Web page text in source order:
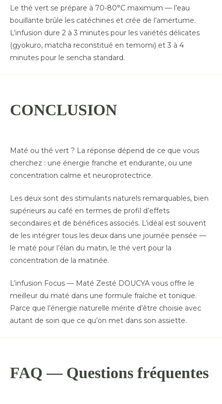
Le thé vert se prépare à 70-80°C maximum — l’eau
bouillante brûle les catéchines et crée de l’amertume.
L’infusion dure 2 à 3 minutes pour les variétés délicates
(gyokuro, matcha reconstitué en temomi) et 3 à 4
minutes pour le sencha standard.
CONCLUSION
Maté ou thé vert ? La réponse dépend de ce que vous
cherchez : une énergie franche et endurante, ou une
concentration calme et neuroprotectrice.
Les deux sont des stimulants naturels remarquables, bien
supérieurs au café en termes de profil d’effets
secondaires et de bénéfices associés. L’idéal est souvent
de les intégrer tous les deux dans une journée pensée —
le maté pour l’élan du matin, le thé vert pour la
concentration de la matinée.
L’infusion Focus — Maté Zesté DOUCYA vous offre le
meilleur du maté dans une formule fraîche et tonique.
Parce que l’énergie naturelle mérite d’être choisie avec
autant de soin que ce qu’on met dans son assiette.
FAQ — Questions fréquentes